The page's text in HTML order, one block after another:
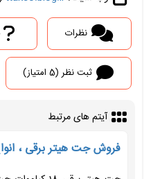
نظرات
ثبت نظر (5 امتیاز)
آیتم های مرتبط
فروش جت هیتر برقی ، انواع جت